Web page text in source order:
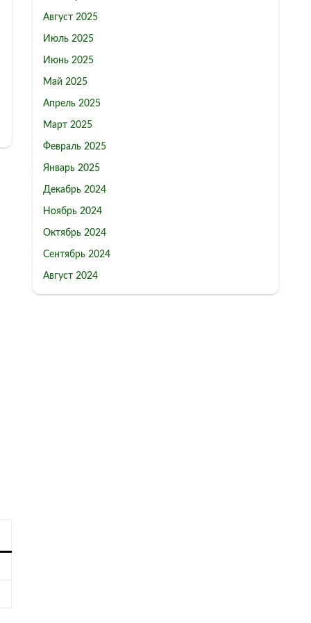
Август 2025
Июль 2025
Июнь 2025
Май 2025
Апрель 2025
Март 2025
Февраль 2025
Январь 2025
Декабрь 2024
Ноябрь 2024
Октябрь 2024
Сентябрь 2024
Август 2024